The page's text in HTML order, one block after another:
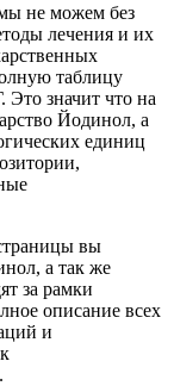
не можем без
лечения и их
таблицу
значит что на
Йодинол, а
единиц
вы
а так же
за рамки
описание всех
и